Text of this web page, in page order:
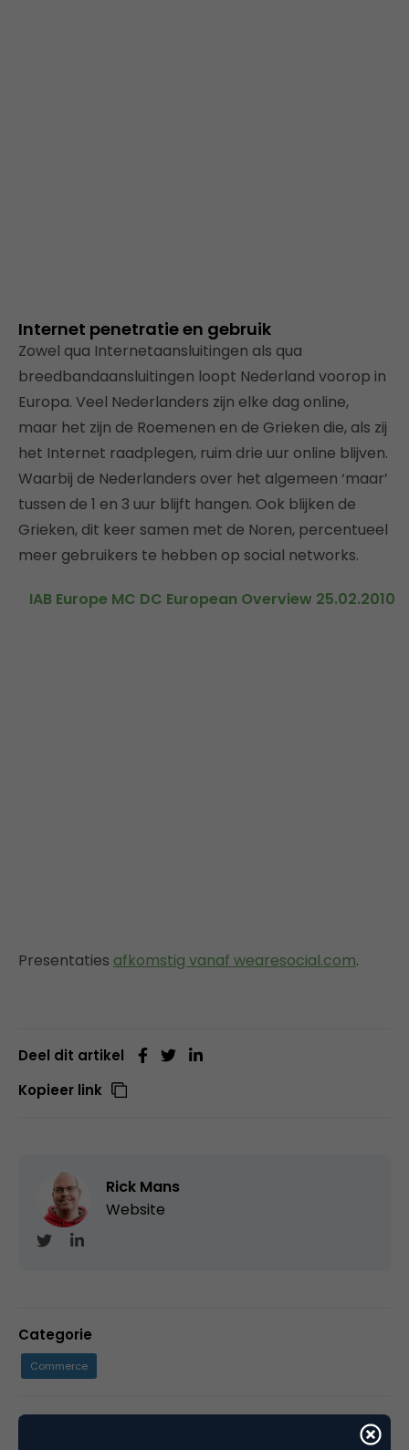
Internet penetratie en gebruik
Zowel qua Internetaansluitingen als qua
breedbandaansluitingen loopt Nederland voorop in
Europa. Veel Nederlanders zijn elke dag online,
maar het zijn de Roemenen en de Grieken die, als zij
het Internet raadplegen, ruim drie uur online blijven.
Waarbij de Nederlanders over het algemeen ‘maar’
tussen de 1 en 3 uur blijft hangen. Ook blijken de
Grieken, dit keer samen met de Noren, percentueel
meer gebruikers te hebben op social networks.
IAB Europe MC DC European Overview 25.02.2010
Presentaties afkomstig vanaf wearesocial.com.
Deel dit artikel
Kopieer link
Rick Mans
Website
Categorie
Commerce
Tags